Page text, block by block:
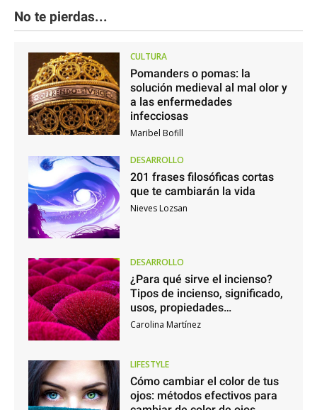
No te pierdas...
CULTURA
Pomanders o pomas: la
solución medieval al mal olor y
a las enfermedades
infecciosas
Maribel Bofill
DESARROLLO
201 frases filosóficas cortas
que te cambiarán la vida
Nieves Lozsan
DESARROLLO
¿Para qué sirve el incienso?
Tipos de incienso, significado,
usos, propiedades…
Carolina Martínez
LIFESTYLE
Cómo cambiar el color de tus
ojos: métodos efectivos para